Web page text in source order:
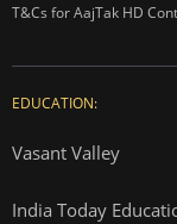
T&Cs for AajTak HD
EDUCATION:
Vasant Valley
India Today